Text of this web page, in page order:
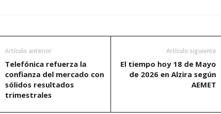
Artículo anterior
Telefónica refuerza la
confianza del mercado con
sólidos resultados
trimestrales
Artículo siguiente
El tiempo hoy 18 de Mayo
de 2026 en Alzira según
AEMET